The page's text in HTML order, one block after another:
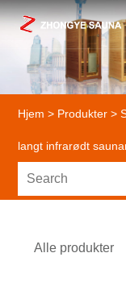
Hjem > Produkter >
langt infrarødt
Alle produkter